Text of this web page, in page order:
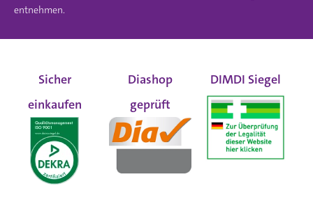
entnehmen.
Sicher
einkaufen
Diashop
geprüft
DIMDI Siegel